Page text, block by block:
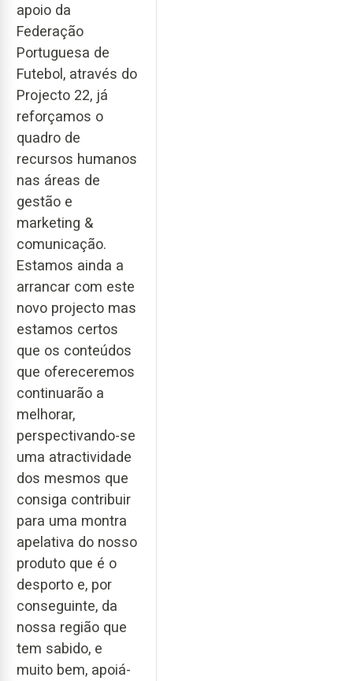
apoio da
Federação
Portuguesa de
Futebol, através do
Projecto 22, já
reforçamos o
quadro de
recursos humanos
nas áreas de
gestão e
marketing &
comunicação.
Estamos ainda a
arrancar com este
novo projecto mas
estamos certos
que os conteúdos
que ofereceremos
continuarão a
melhorar,
perspectivando-se
uma atractividade
dos mesmos que
consiga contribuir
para uma montra
apelativa do nosso
produto que é o
desporto e, por
conseguinte, da
nossa região que
tem sabido, e
muito bem, apoiá-